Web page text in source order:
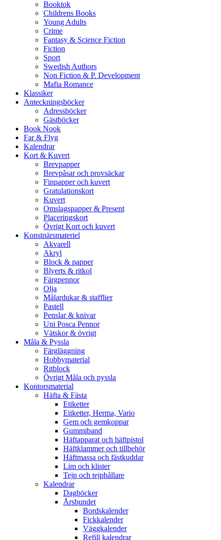
Booktok
Childrens Books
Young Adults
Crime
Fantasy & Science Fiction
Fiction
Sport
Swedish Authors
Non Fiction & P. Development
Mafia Romance
Klassiker
Anteckningsböcker
Adressböcker
Gästböcker
Book Nook
Far & Flyg
Kalendrar
Kort & Kuvert
Brevpapper
Brevpåsar och provsäckar
Finpapper och kuvert
Gratulationskort
Kuvert
Omslagspapper & Present
Placeringskort
Övrigt Kort och kuvert
Konstnärsmateriel
Akvarell
Akryl
Block & papper
Blyerts & ritkol
Färgpennor
Olja
Målardukar & stafflier
Pastell
Penslar & knivar
Uni Posca Pennor
Vätskor & övrigt
Måla & Pyssla
Färgläggning
Hobbymaterial
Ritblock
Övrigt Måla och pyssla
Kontorsmaterial
Häfta & Fästa
Etiketter
Etiketter, Herma, Vario
Gem och gemkoppar
Gummiband
Häftapparat och häftpistol
Häftklammer och tillbehör
Häftmassa och fästkuddar
Lim och klister
Tejp och tejphållare
Kalendrar
Dagböcker
Årsbundet
Bordskalender
Fickkalender
Väggkalender
Refill kalendrar